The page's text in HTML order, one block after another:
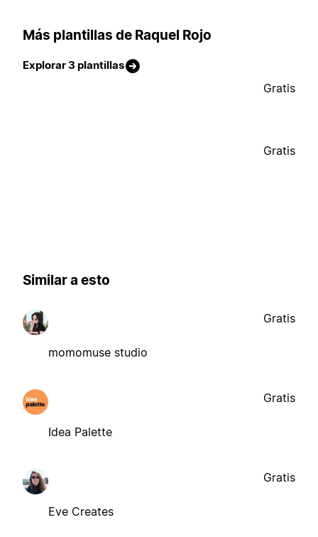
Más plantillas de Raquel Rojo
Explorar 3 plantillas
Gratis
Gratis
Similar a esto
momomuse studio
Gratis
Idea Palette
Gratis
Eve Creates
Gratis